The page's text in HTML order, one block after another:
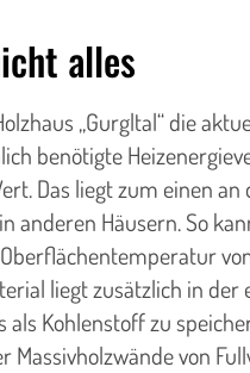
alles
„Gurgltal“ die
benötigte
Das liegt zum einen an
anderen Häusern. So
liegt zusätzlich in
Kohlenstoff zu
von